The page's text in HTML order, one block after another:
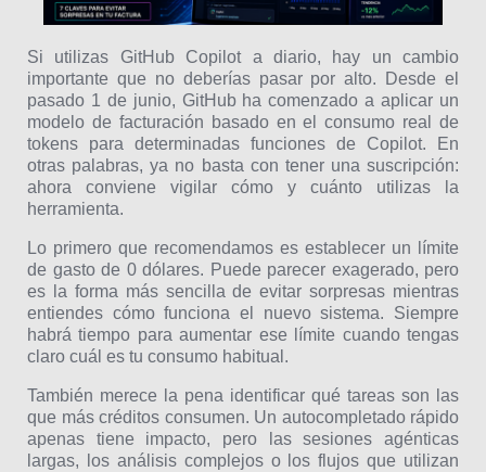
Si utilizas GitHub Copilot a diario, hay un cambio
importante que no deberías pasar por alto. Desde el
pasado 1 de junio, GitHub ha comenzado a aplicar un
modelo de facturación basado en el consumo real de
tokens para determinadas funciones de Copilot. En
otras palabras, ya no basta con tener una suscripción:
ahora conviene vigilar cómo y cuánto utilizas la
herramienta.
Lo primero que recomendamos es establecer un límite
de gasto de 0 dólares. Puede parecer exagerado, pero
es la forma más sencilla de evitar sorpresas mientras
entiendes cómo funciona el nuevo sistema. Siempre
habrá tiempo para aumentar ese límite cuando tengas
claro cuál es tu consumo habitual.
También merece la pena identificar qué tareas son las
que más créditos consumen. Un autocompletado rápido
apenas tiene impacto, pero las sesiones agénticas
largas, los análisis complejos o los flujos que utilizan